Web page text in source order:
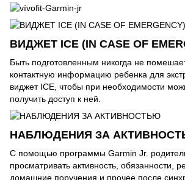
ВИДЖЕТ ICE (IN CASE OF
Быть подготовленным никогда не
контактную информацию ребенка для
виджет ICE, чтобы при необходимости
получить доступ к ней.
НАБЛЮДЕНИЯ ЗА
С помощью программы Garmin Jr.
просматривать активность, обязанности,
домашние поручения и прочее после